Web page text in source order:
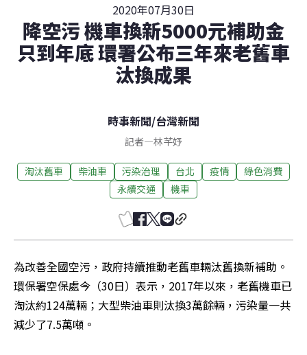
2020年07月30日
降空污 機車換新5000元補助金
只到年底 環署公布三年來老舊車
汰換成果
時事新聞/台灣新聞
記者—林芊妤
淘汰舊車 柴油車 污染治理 台北 疫情
綠色消費
永續交通
機車
為改善全國空污，政府持續推動老舊車輛汰舊換新補助。
環保署空保處今（30日）表示，2017年以來，老舊機車已
淘汰約124萬輛；大型柴油車則汰換3萬餘輛，污染量一共
減少了7.5萬噸。